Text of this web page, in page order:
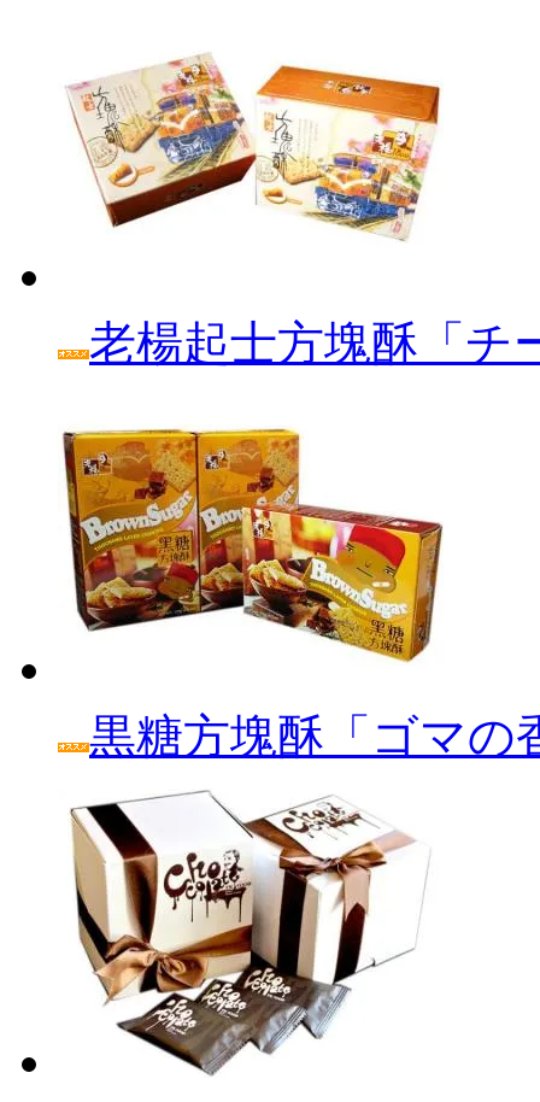
老楊起士方塊酥「チ
黒糖方塊酥「ゴマの